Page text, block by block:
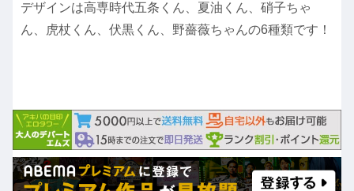
デザインは高専時代五条くん、夏油くん、硝子ちゃ
ん、虎杖くん、伏黒くん、野薔薇ちゃんの6種類です！